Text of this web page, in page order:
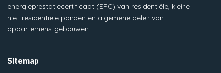
energieprestatiecertificaat (EPC) van residentiële, kleine
niet-residentiële panden en algemene delen van
appartemenstgebouwen.
Sitemap